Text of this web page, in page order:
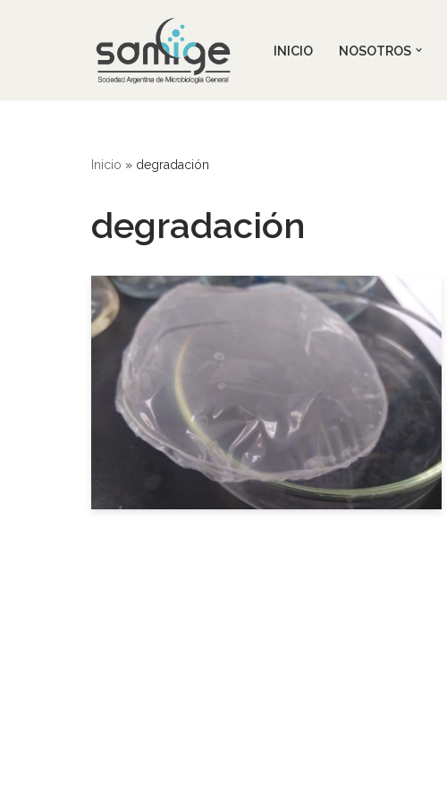
INICIO NOSOTROS
Inicio » degradación
degradación